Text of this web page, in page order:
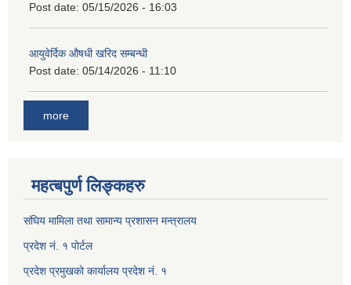
Post date: 05/15/2026 - 16:03
आयुवेर्दिक औषधी खरिद सम्बन्धी
Post date: 05/14/2026 - 11:10
more
महत्बपुर्ण लिङ्कहरु
संघिय मामिला तथा सामान्य प्रशासन मन्त्रालय
प्रदेश नं. १ पोर्टल
प्रदेश प्रमुखको कार्यालय प्रदेश नं. १